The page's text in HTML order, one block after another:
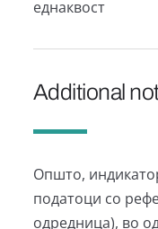
еднаквост
Additional
Општо,
податоци со
одредница), во